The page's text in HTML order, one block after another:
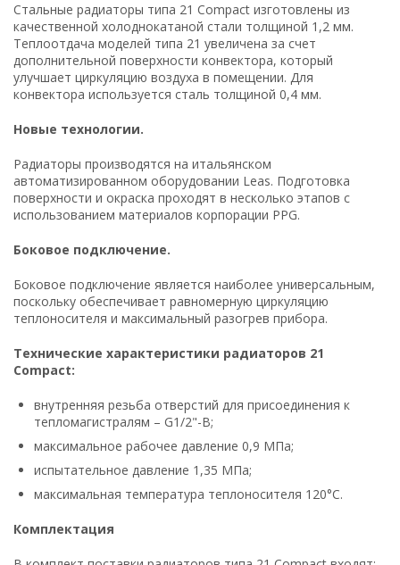
Стальные радиаторы типа 21 Compact изготовлены из
качественной холоднокатаной стали толщиной 1,2 мм.
Теплоотдача моделей типа 21 увеличена за счет
дополнительной поверхности конвектора, который
улучшает циркуляцию воздуха в помещении. Для
конвектора используется сталь толщиной 0,4 мм.
Новые технологии.
Радиаторы производятся на итальянском
автоматизированном оборудовании Leas. Подготовка
поверхности и окраска проходят в несколько этапов с
использованием материалов корпорации PPG.
Боковое подключение.
Боковое подключение является наиболее универсальным,
поскольку обеспечивает равномерную циркуляцию
теплоносителя и максимальный разогрев прибора.
Технические характеристики радиаторов 21
Compact:
внутренняя резьба отверстий для присоединения к
тепломагистралям – G1/2"-B;
максимальное рабочее давление 0,9 МПа;
испытательное давление 1,35 МПа;
максимальная температура теплоносителя 120°С.
Комплектация